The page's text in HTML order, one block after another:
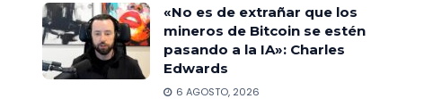
«No es de extrañar que los
mineros de Bitcoin se estén
pasando a la IA»: Charles
Edwards
6 AGOSTO, 2026